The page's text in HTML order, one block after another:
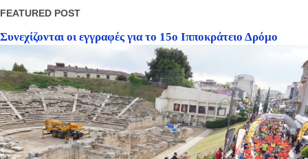
FEATURED POST
Συνεχίζονται οι εγγραφές για το 15ο Ιπποκράτειο Δρόμο